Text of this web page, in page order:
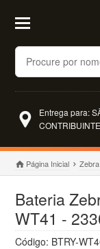
Buscar
Entrega para:
Página Inicial Zebra
Bateria
WT41 -
Código: BTRY-